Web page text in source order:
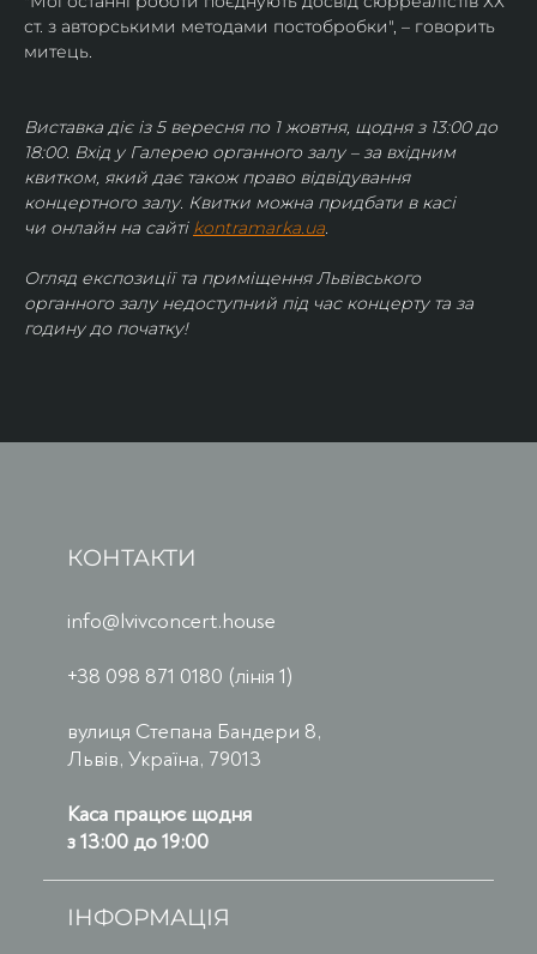
ст. з авторськими методами постобробки", – говорить
митець.
Виставка діє із 5 вересня по 1 жовтня, щодня з 13:00 до
18:00. Вхід у Галерею органного залу – за вхідним
квитком, який дає також право відвідування
концертного залу. Квитки можна придбати в касі
чи онлайн на сайті kontramarka.ua.
Огляд експозиції та приміщення Львівського
органного залу недоступний під час концерту та за
годину до початку!
КОНТАКТИ
info@lvivconcert.house
+38 098 871 0180 (лінія 1)
вулиця Степана Бандери 8,
Львів, Україна, 79013
Каса працює щодня
з 13:00 до 19:00
ІНФОРМАЦІЯ